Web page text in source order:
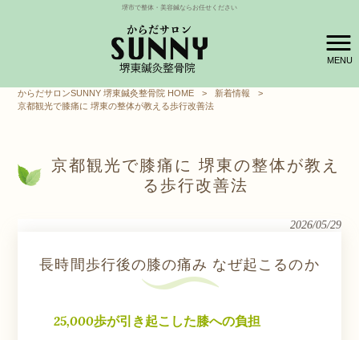
堺市で整体・美容鍼ならお任せください
MENU
からだサロンSUNNY 堺東鍼灸整骨院 HOME > 新着情報
>
京都観光で膝痛に 堺東の整体が教える歩行改善法
京都観光で膝痛に 堺東の整体が教え
る歩行改善法
2026/05/29
長時間歩行後の膝の痛み なぜ起こるのか
25,000歩が引き起こした膝への負担